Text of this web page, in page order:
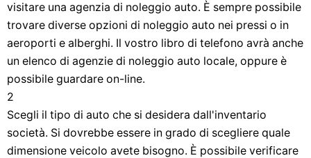
visitare una agenzia di noleggio auto. È sempre possibile
trovare diverse opzioni di noleggio auto nei pressi o in
aeroporti e alberghi. Il vostro libro di telefono avrà anche
un elenco di agenzie di noleggio auto locale, oppure è
possibile guardare on-line.
2
Scegli il tipo di auto che si desidera dall'inventario
società. Si dovrebbe essere in grado di scegliere quale
dimensione veicolo avete bisogno. È possibile verificare